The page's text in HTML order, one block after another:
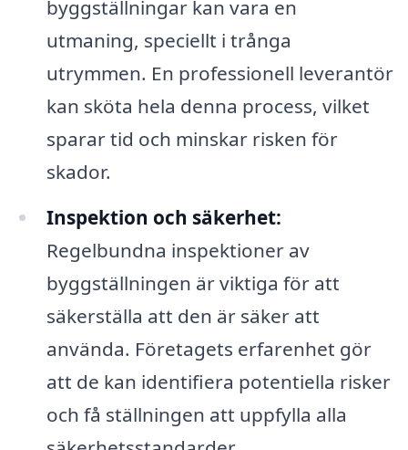
byggställningar kan vara en
utmaning, speciellt i trånga
utrymmen. En professionell leverantör
kan sköta hela denna process, vilket
sparar tid och minskar risken för
skador.
Inspektion och säkerhet:
Regelbundna inspektioner av
byggställningen är viktiga för att
säkerställa att den är säker att
använda. Företagets erfarenhet gör
att de kan identifiera potentiella risker
och få ställningen att uppfylla alla